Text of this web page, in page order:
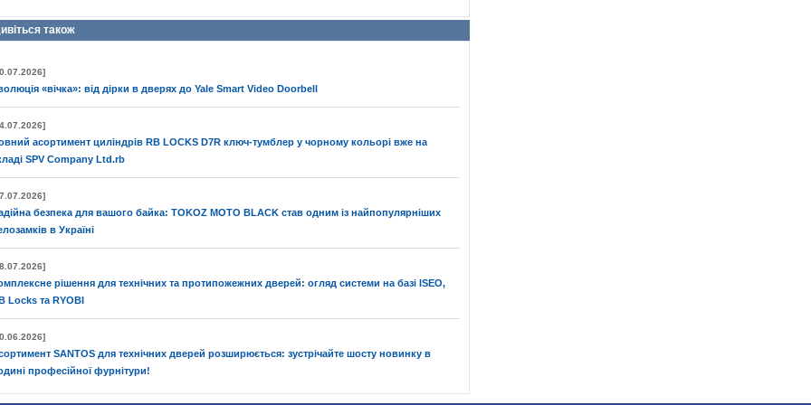
також
«вічка»: від дірки в дверях до Yale Smart Video Doorbell
асортимент циліндрів RB LOCKS D7R ключ-тумблер у чорному кольорі вже на
SPV Company Ltd.rb
безпека для вашого байка: TOKOZ MOTO BLACK став одним із найпопулярніших
в Україні
рішення для технічних та протипожежних дверей: огляд системи на базі ISEO,
Locks та RYOBI
SANTOS для технічних дверей розширюється: зустрічайте шосту новинку в
професійної фурнітури!